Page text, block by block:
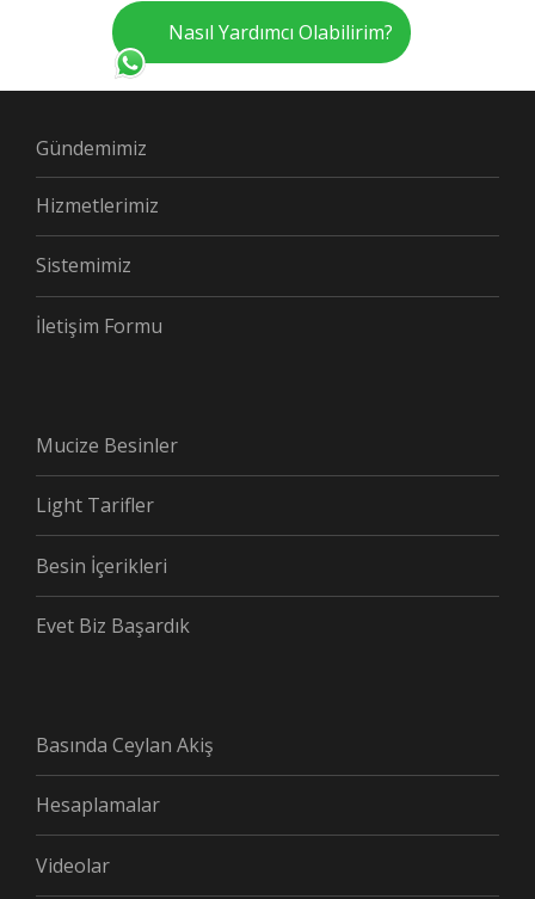
Nasıl Yardımcı Olabilirim?
Gündemimiz
Hizmetlerimiz
Sistemimiz
İletişim Formu
Mucize Besinler
Light Tarifler
Besin İçerikleri
Evet Biz Başardık
Basında Ceylan Akiş
Hesaplamalar
Videolar